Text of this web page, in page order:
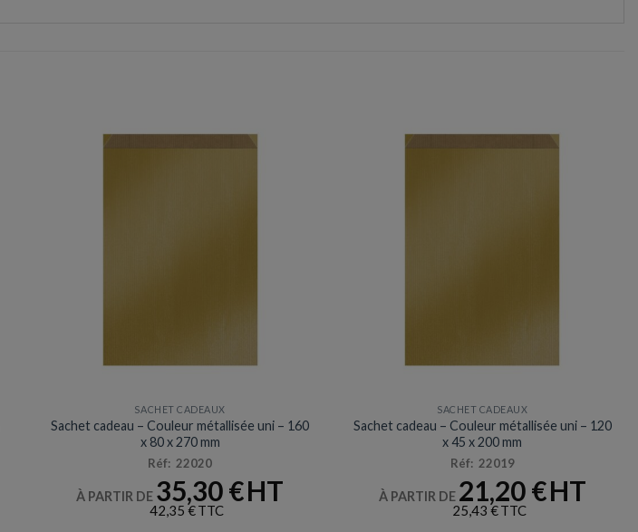
SACHET CADEAUX
Sachet cadeau – Couleur métallisée uni – 160
x 80 x 270 mm
Réf: 22020
À PARTIR DE 35,30€
42,35€
SACHET CADEAUX
Sachet cadeau – Couleur métallisée uni – 120
x 45 x 200 mm
Réf: 22019
À PARTIR DE 21,20€
25,43 €